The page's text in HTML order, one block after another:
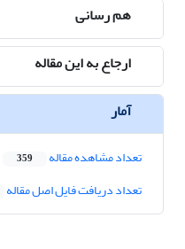
هم رسانی
ارجاع به این مقاله
آمار
تعداد مشاهده مقاله 359
تعداد دریافت فایل اصل مقاله